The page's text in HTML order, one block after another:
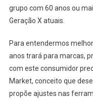
grupo com 60 anos ou
Geração X atuais.
Para entendermos
anos trará para marcas,
com este consumidor
Market, conceito que
propõe ajustes nas